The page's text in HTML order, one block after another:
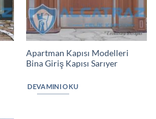
Apartman Kapısı Modelleri
Bina Giriş Kapısı Sarıyer
DEVAMINI OKU